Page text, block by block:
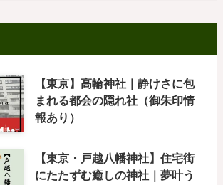
【東京】高輪神社｜静けさに包
まれる都会の隠れ社（御朱印情
報あり）
【東京・戸越八幡神社】住宅街
にたたずむ癒しの神社｜夢叶う